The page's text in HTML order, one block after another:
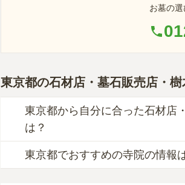
お墓の
東京都の石材店・墓石販売店・
東京都から自分に合った石材店
は？
東京都で自分に合った業者を見つけ
東京都でおすすめの寺院の情報